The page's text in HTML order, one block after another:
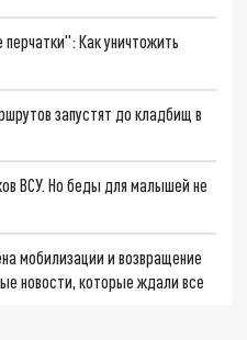
Как уничтожить
запустят до кладбищ в
ВСУ. Но беды для малышей не
мобилизации и возвращение
новости, которые ждали все